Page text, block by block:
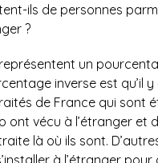
ils de personnes
?
représentent un
inverse est qu’il y
de France qui sont
ont vécu à l’étranger et
là où ils sont.
à l’étranger pour